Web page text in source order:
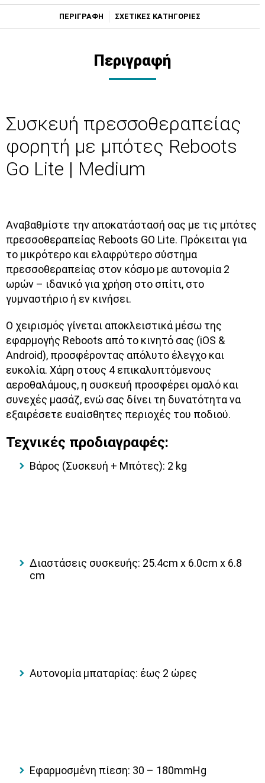
ΠΕΡΙΓΡΑΦΗ ΣΧΕΤΙΚΕΣ ΚΑΤΗΓΟΡΙΕΣ
Περιγραφή
Συσκευή πρεσσοθεραπείας
φορητή με μπότες Reboots
Go Lite | Medium
Αναβαθμίστε την αποκατάστασή σας με τις μπότες
πρεσσοθεραπείας Reboots GO Lite. Πρόκειται για
το μικρότερο και ελαφρύτερο σύστημα
πρεσσοθεραπείας στον κόσμο με αυτονομία 2
ωρών – ιδανικό για χρήση στο σπίτι, στο
γυμναστήριο ή εν κινήσει.
Ο χειρισμός γίνεται αποκλειστικά μέσω της
εφαρμογής Reboots από το κινητό σας (iOS &
Android), προσφέροντας απόλυτο έλεγχο και
ευκολία. Χάρη στους 4 επικαλυπτόμενους
αεροθαλάμους, η συσκευή προσφέρει ομαλό και
συνεχές μασάζ, ενώ σας δίνει τη δυνατότητα να
εξαιρέσετε ευαίσθητες περιοχές του ποδιού.
Τεχνικές προδιαγραφές:
Βάρος (Συσκευή + Μπότες): 2 kg
Διαστάσεις συσκευής: 25.4cm x 6.0cm x 6.8
cm
Αυτονομία μπαταρίας: έως 2 ώρες
Εφαρμοσμένη πίεση: 30 – 180mmHg